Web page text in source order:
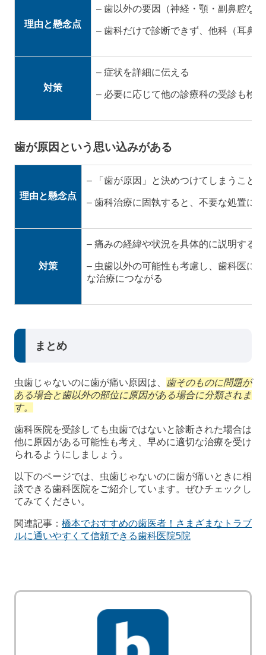
理由と懸念点
– 歯以外の要因（神経・顎・副鼻腔な
– 歯科だけで診断できず、他科（耳鼻
対策
– 症状を詳細に伝える
– 必要に応じて他の診療科の受診も検討
歯が原因という思い込みがある
理由と懸念点
– 「歯が原因」と決めつけてしまうこと
– 歯科治療に固執すると、不要な処置に
対策
– 痛みの経緯や状況を具体的に説明する
– 虫歯以外の可能性も考慮し、歯科医に
な治療につながる
まとめ
虫歯じゃないのに歯が痛い原因は、
歯そのものに問題が
ある場合と歯以外の部位に原因がある場合に分類されま
す。
歯科医院を受診しても虫歯ではないと診断された場合は
他に原因がある可能性も考え、早めに適切な治療を受け
られるようにしましょう。
以下のページでは、虫歯じゃないのに歯が痛いときに相
談できる歯科医院をご紹介しています。ぜひチェックし
てみてください。
関連記事： 橋本でおすすめの歯医者！さまざまなトラブ
ルに通いやすくて信頼できる歯科医院5院